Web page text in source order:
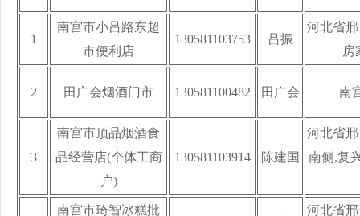
1
南宫市小吕路东超
市便利店
130581103753 吕振
河北省
房
2 田广会烟酒门市 130581100482 田广会 南
3
南宫市顶品烟酒食
品经营店(个体工商
户)
130581103914 陈建国
河北省
南侧,复
南宫市琦智冰糕批
河北省